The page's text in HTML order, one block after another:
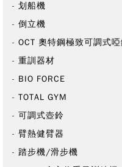
划船機
倒立機
OCT 奧特鋼極致可調式
重訓器材
BIO FORCE
TOTAL GYM
可調式壺鈴
臂熱健臂器
踏步機/滑步機